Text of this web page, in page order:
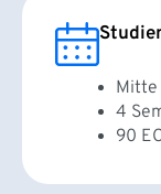
Mitte
4
90